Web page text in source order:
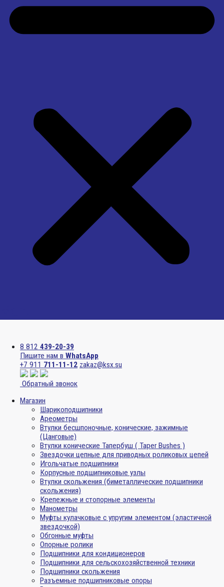
8 812 439-20-39
Пишите нам в WhatsApp
+7 911 711-11-12 zakaz@ksx.su
Обратный звонок
Магазин
Шарикоподшипники
Ареометры
Втулки бесшпоночные, конические, зажимные
(Цанговые)
Втулки конические Тапербуш ( Taper Bushes )
Звездочки цепные для приводных роликовых цепей
Игольчатые подшипники
Корпусные подшипниковые узлы
Втулки скольжения (биметаллические подшипники
скольжения)
Крепежные и стопорные элементы
Манометры
Муфты кулачковые с упругим элементом (эластичной
звездочкой)
Обгонные муфты
Опорные ролики
Подшипники для кондиционеров
Подшипники для сельскохозяйственной техники
Подшипники скольжения
Разъемные подшипниковые опоры